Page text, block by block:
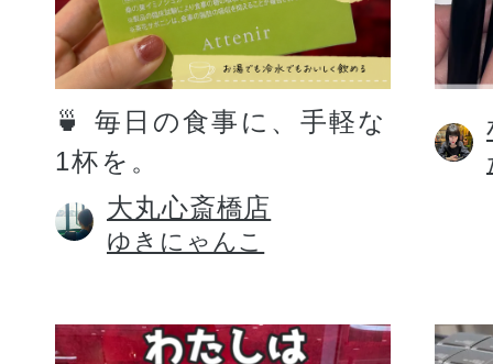
定期お届けサ
スキンケア人気ライン
ドレススノー
🍵 毎日の食事に、手軽な
1杯を。
大丸心斎橋店
ゆきにゃんこ